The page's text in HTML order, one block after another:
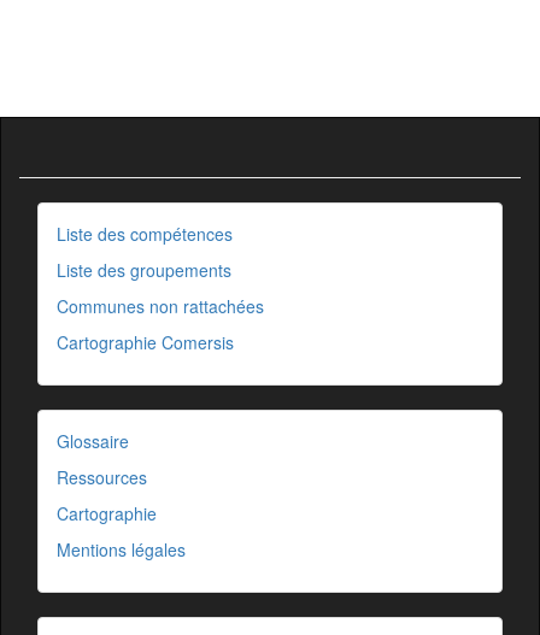
Liste des compétences
Liste des groupements
Communes non rattachées
Cartographie Comersis
Glossaire
Ressources
Cartographie
Mentions légales